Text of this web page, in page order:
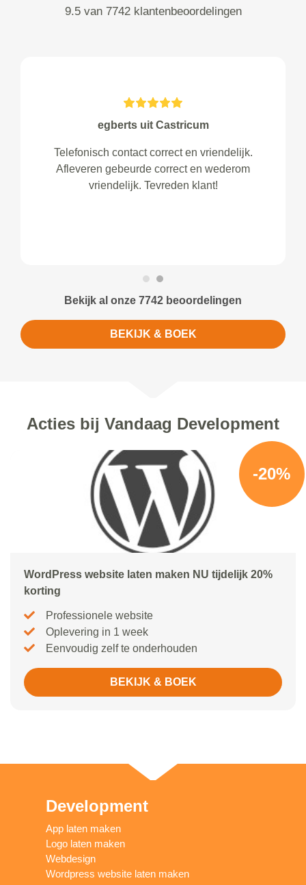
9.5 van 7742 klantenbeoordelingen
egberts uit Castricum
Telefonisch contact correct en vriendelijk.
Afleveren gebeurde correct en wederom
vriendelijk. Tevreden klant!
Bekijk al onze 7742 beoordelingen
BEKIJK & BOEK
Acties bij Vandaag Development
-20%
WordPress website laten maken NU tijdelijk 20%
korting
Professionele website
Oplevering in 1 week
Eenvoudig zelf te onderhouden
BEKIJK & BOEK
Development
App laten maken
Logo laten maken
Webdesign
Wordpress website laten maken